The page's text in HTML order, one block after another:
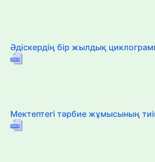
Әдіскердің бір жылдық
Мектептегі тәрбие жұмысының